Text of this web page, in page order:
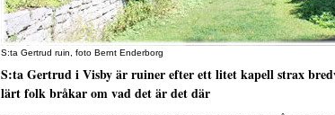
S:ta Gertrud ruin, foto Bernt Enderborg
S:ta Gertrud i Visby är ruiner efter ett litet kapell strax
lärt folk bråkar om vad det är det där